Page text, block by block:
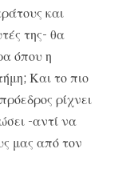
και
της- θα
όπου η
Και το πιο
ρίχνει
-αντί να
μας από τον